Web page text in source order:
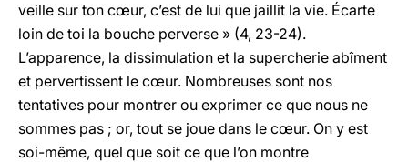
veille sur ton cœur, c’est de lui que jaillit la vie. Écarte
loin de toi la bouche perverse » (4, 23-24).
L’apparence, la dissimulation et la supercherie abîment
et pervertissent le cœur. Nombreuses sont nos
tentatives pour montrer ou exprimer ce que nous ne
sommes pas ; or, tout se joue dans le cœur. On y est
soi-même, quel que soit ce que l’on montre